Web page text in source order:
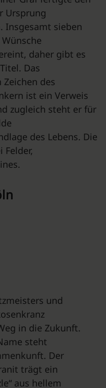
Ursprung
Insgesamt sieben
daher gibt es
Das
des
ist ein Verweis
zugleich steht er für
des Lebens. Die
und
in die Zukunft.
steht
Der
trägt ein
aus hellem